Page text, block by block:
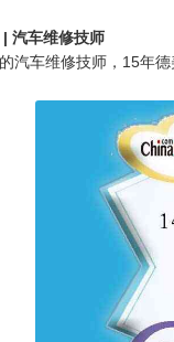
| 汽车维修技师